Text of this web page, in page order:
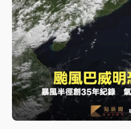
周末精選｜ 跨境網購族
任 預算難關如何解？
蔣萬安的建中同學！47
要3件事